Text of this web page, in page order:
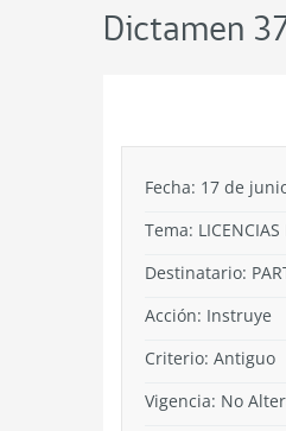
Dictamen
Fecha: 17 de
Tema:
Destinatario:
Acción: Instruye
Criterio: Antiguo
Vigencia: No